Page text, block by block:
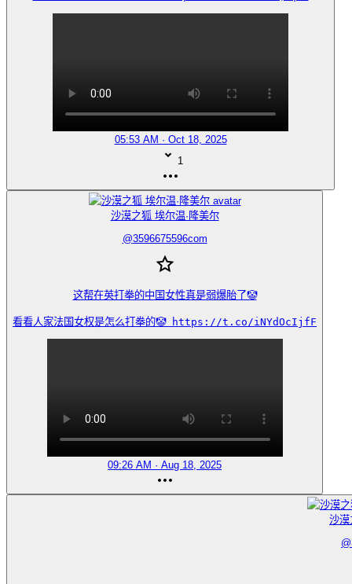
05:53 AM · Oct 18, 2025
1
沙漠之狐 埃尔温·隆美尔
@3596675596com
这帮在英打拳的中国女性真是弱爆胎了🤡
看看人家法国女权是怎么打拳的🤡 https://t.co/iNYdOcIjfF
09:26 AM · Aug 18, 2025
沙漠
@